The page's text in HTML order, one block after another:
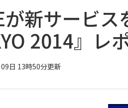
新サービス
2014』レ
日 13時50分更新